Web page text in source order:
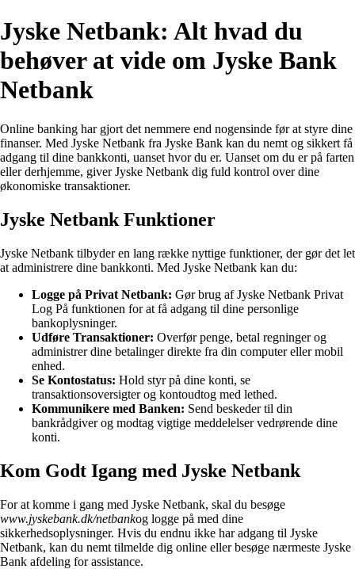
Jyske Netbank: Alt hvad du
behøver at vide om Jyske Bank
Netbank
Online banking har gjort det nemmere end nogensinde før at styre dine
finanser. Med Jyske Netbank fra Jyske Bank kan du nemt og sikkert få
adgang til dine bankkonti, uanset hvor du er. Uanset om du er på farten
eller derhjemme, giver Jyske Netbank dig fuld kontrol over dine
økonomiske transaktioner.
Jyske Netbank Funktioner
Jyske Netbank tilbyder en lang række nyttige funktioner, der gør det let
at administrere dine bankkonti. Med Jyske Netbank kan du:
Logge på Privat Netbank: Gør brug af Jyske Netbank Privat
Log På funktionen for at få adgang til dine personlige
bankoplysninger.
Udføre Transaktioner: Overfør penge, betal regninger og
administrer dine betalinger direkte fra din computer eller mobil
enhed.
Se Kontostatus: Hold styr på dine konti, se
transaktionsoversigter og kontoudtog med lethed.
Kommunikere med Banken: Send beskeder til din
bankrådgiver og modtag vigtige meddelelser vedrørende dine
konti.
Kom Godt Igang med Jyske Netbank
For at komme i gang med Jyske Netbank, skal du besøge
www.jyskebank.dk/netbankog logge på med dine
sikkerhedsoplysninger. Hvis du endnu ikke har adgang til Jyske
Netbank, kan du nemt tilmelde dig online eller besøge nærmeste Jyske
Bank afdeling for assistance.